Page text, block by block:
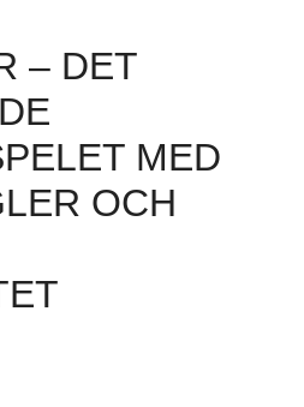
– DET
MED
OCH